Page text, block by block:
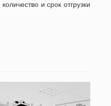
и срок отгрузки